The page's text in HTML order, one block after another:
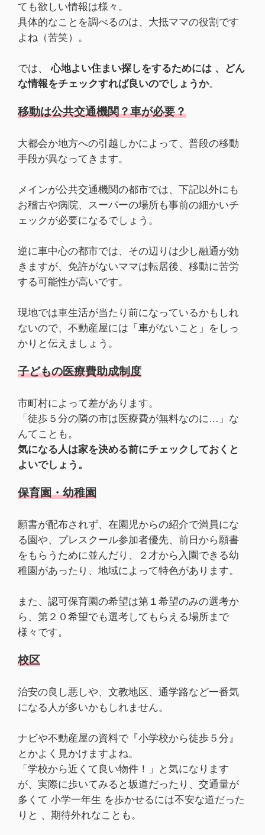
ても欲しい情報は様々。
具体的なことを調べるのは、大抵ママの役割です
よね（苦笑）。
では、心地よい住まい探しをするためには 、どん
な情報をチェックすれば良いのでしょうか。
移動は公共交通機関？車が必要？
大都会か地方への引越しかによって、普段の移動
手段が異なってきます。
メインが公共交通機関の都市では、下記以外にも
お稽古や病院、スーパーの場所も事前の細かいチ
ェックが必要になるでしょう。
逆に車中心の都市では、その辺りは少し融通が効
きますが、免許がないママは転居後、移動に苦労
する可能性が高いです。
現地では車生活が当たり前になっているかもしれ
ないので、不動産屋には「車がないこと」をしっ
かりと伝えましょう。
子どもの医療費助成制度
市町村によって差があります。
「徒歩５分の隣の市は医療費が無料なのに…」な
んてことも。
気になる人は家を決める前にチェックしておくと
よいでしょう。
保育園・幼稚園
願書が配布されず、在園児からの紹介で満員にな
る園や、プレスクール参加者優先、前日から願書
をもらうために並んだり、２才から入園できる幼
稚園があったり、地域によって特色があります。
また、認可保育園の希望は第１希望のみの選考か
ら、第２０希望でも選考してもらえる場所まで
様々です。
校区
治安の良し悪しや、文教地区、通学路など一番気
になる人が多いかもしれません。
ナビや不動産屋の資料で『小学校から徒歩５分』
とかよく見かけますよね。
「学校から近くて良い物件！」と気になります
が、実際に歩いてみると坂道だったり、交通量が
多くて 小学一年生 を歩かせるには不安な道だった
りと 、期待外れなことも。